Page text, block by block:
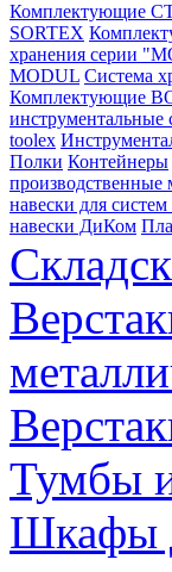
Комплектующие
SORTEX
хранения серии
MODUL Система
Комплектующие
toolex
Полки Контейнеры
производственные
навески для
навески ДиКом
Тумбы
Шкафы